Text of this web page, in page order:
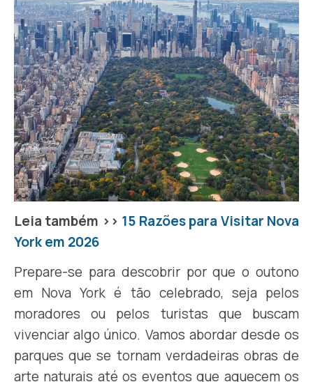
Leia também >> 15 Razões para Visitar Nova
York em 2026
Prepare-se para descobrir por que o outono
em Nova York é tão celebrado, seja pelos
moradores ou pelos turistas que buscam
vivenciar algo único. Vamos abordar desde os
parques que se tornam verdadeiras obras de
arte naturais até os eventos que aquecem os